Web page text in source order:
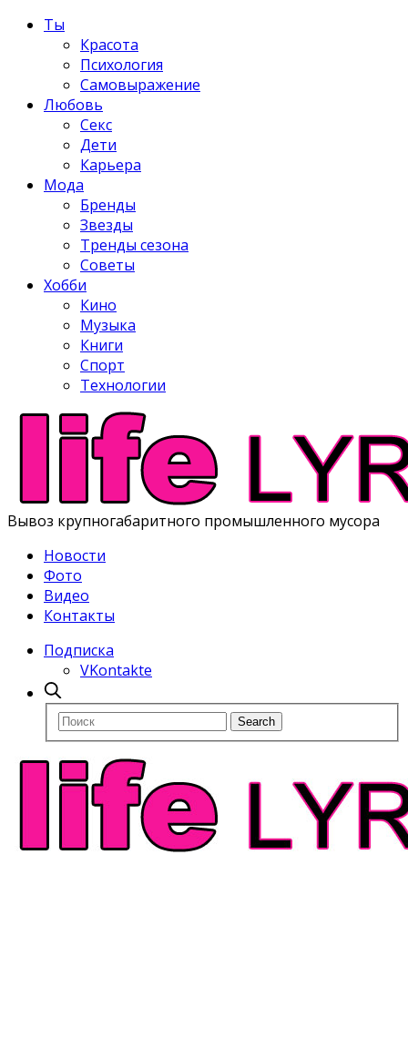
Ты
Красота
Психология
Самовыражение
Любовь
Секс
Дети
Карьера
Мода
Бренды
Звезды
Тренды сезона
Советы
Хобби
Кино
Музыка
Книги
Спорт
Технологии
Вывоз крупногабаритного промышленного мусора
Новости
Фото
Видео
Контакты
Подписка
VKontakte